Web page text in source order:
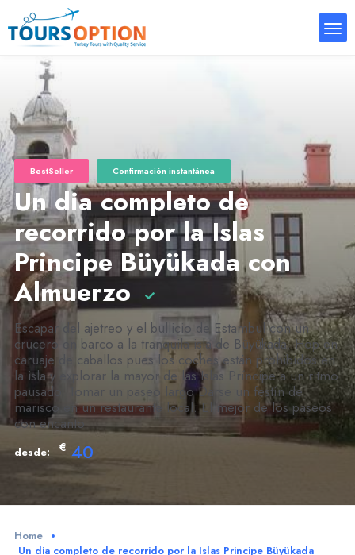
BestSeller Confirmación instantánea
Un dia completo de
recorrido por la Islas
Principe Büyükada con
Almuerzo
Escapar del ajetreo y el bullicio de Estambul con un
crucero en barco a la tranquila isla de Büyükada. Hop en
caruaje de caballos pues los coches están prohibidos en
la isla y explorar la mayor de las Islas Príncipe a un ritmo
pausado. Tomar un paseo largo Darse un festín de
marisco en un restaurante local. El mejor de los paseos
con encanto.
desde: € 40
Home
Un dia completo de recorrido por la Islas Principe Büyükada